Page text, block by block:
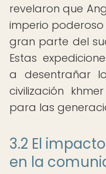
revelaron que
imperio
gran parte del
Estas
a desentrañar
civilización
para las
3.2 El
en la